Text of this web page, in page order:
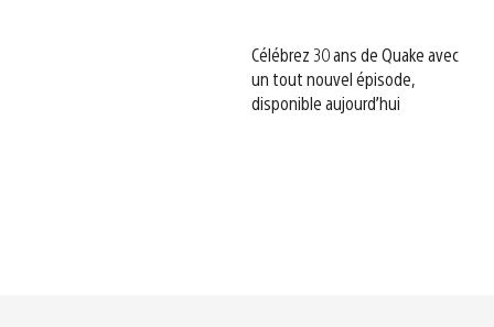
Célébrez 30 ans de Quake avec
un tout nouvel épisode,
disponible aujourd’hui